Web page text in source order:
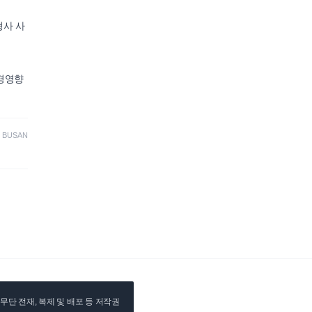
사 사
영향
BUSAN
단 전재, 복제 및 배포 등 저작권